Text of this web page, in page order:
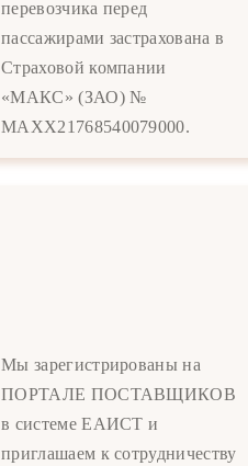
перевозчика перед
пассажирами застрахована в
Страховой компании
«МАКС» (ЗАО) №
MAXX21768540079000.
Мы зарегистрированы на
ПОРТАЛЕ ПОСТАВЩИКОВ
в системе ЕАИСТ и
приглашаем к сотрудничеству